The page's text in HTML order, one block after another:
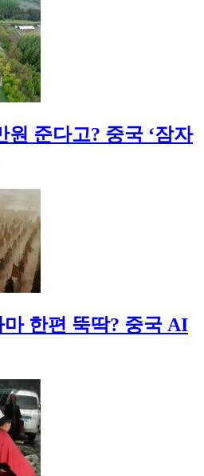
원 준다고? 중국 ‘잠자
한편 뚝딱? 중국 AI